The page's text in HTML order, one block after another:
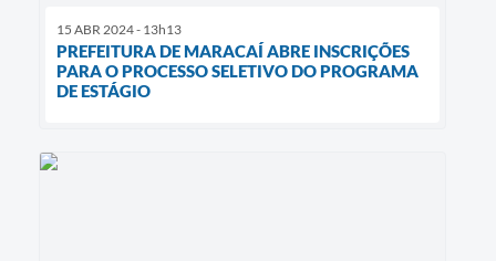
15 ABR 2024 - 13h13
PREFEITURA DE MARACAÍ ABRE INSCRIÇÕES
PARA O PROCESSO SELETIVO DO PROGRAMA
DE ESTÁGIO